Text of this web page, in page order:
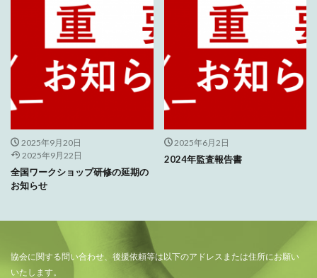
2025年9月20日
2025年9月22日
全国ワークショップ研修の延期の
お知らせ
2025年6月2日
2024年監査報告書
協会に関する問い合わせ、後援依頼等は以下のアドレスまたは住所にお願い
いたします。